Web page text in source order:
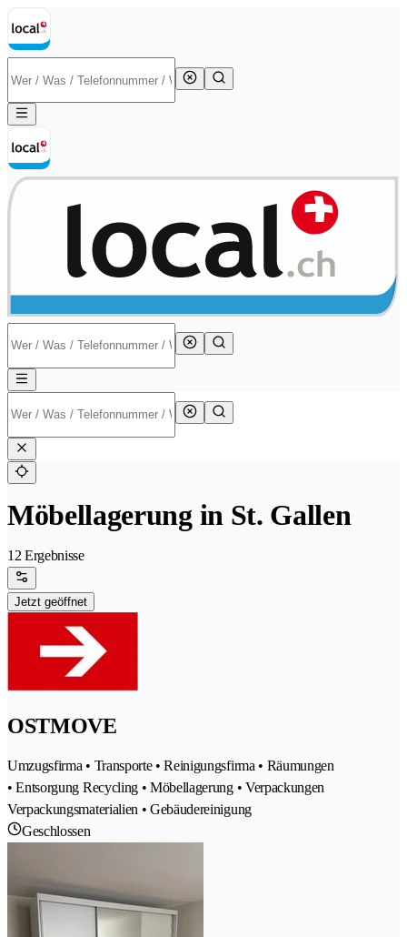
Möbellagerung in St. Gallen
12 Ergebnisse
Jetzt geöffnet
OSTMOVE
Umzugsfirma • Transporte • Reinigungsfirma • Räumungen
• Entsorgung Recycling • Möbellagerung • Verpackungen
Verpackungsmaterialien • Gebäudereinigung
Geschlossen